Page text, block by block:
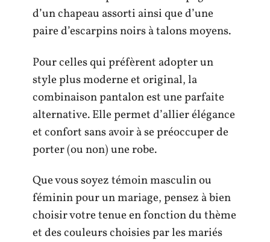
d’un chapeau assorti ainsi que d’une
paire d’escarpins noirs à talons moyens.
Pour celles qui préfèrent adopter un
style plus moderne et original, la
combinaison pantalon est une parfaite
alternative. Elle permet d’allier élégance
et confort sans avoir à se préoccuper de
porter (ou non) une robe.
Que vous soyez témoin masculin ou
féminin pour un mariage, pensez à bien
choisir votre tenue en fonction du thème
et des couleurs choisies par les mariés